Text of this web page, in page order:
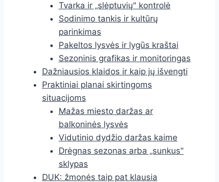
Tvarka ir „slėptuvių" kontrolė
Sodinimo tankis ir kultūrų
parinkimas
Pakeltos lysvės ir lygūs kraštai
Sezoninis grafikas ir monitoringas
Dažniausios klaidos ir kaip jų išvengti
Praktiniai planai skirtingoms
situacijoms
Mažas miesto daržas ar
balkoninės lysvės
Vidutinio dydžio daržas kaime
Drėgnas sezonas arba „sunkus"
sklypas
DUK: žmonės taip pat klausia